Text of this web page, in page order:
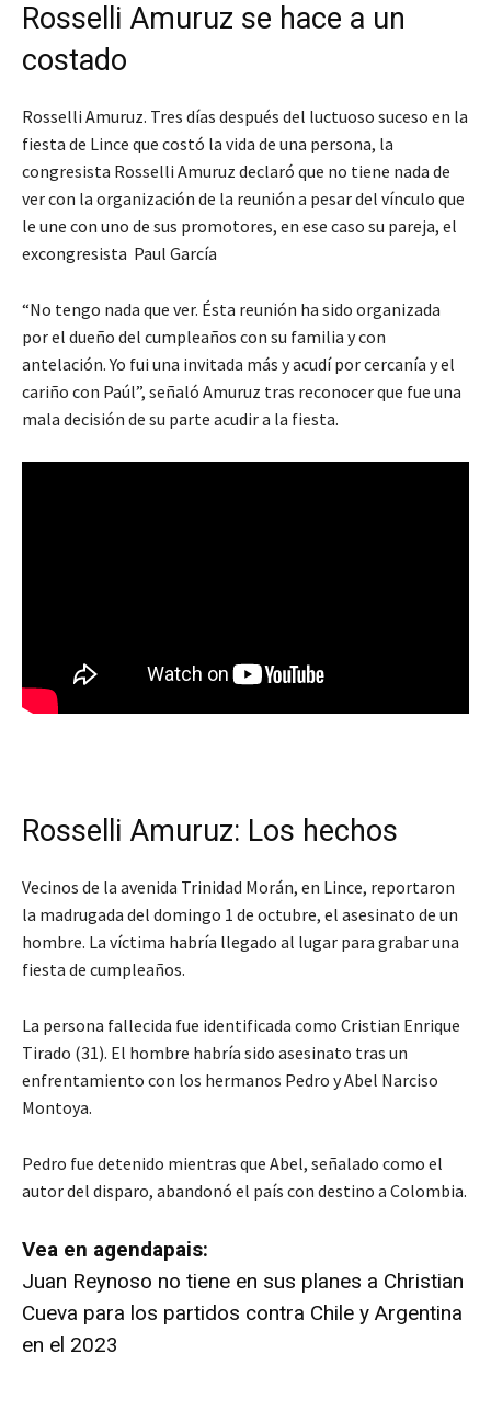
Rosselli Amuruz se hace a un
costado
Rosselli Amuruz. Tres días después del luctuoso suceso en la
fiesta de Lince que costó la vida de una persona, la
congresista Rosselli Amuruz declaró que no tiene nada de
ver con la organización de la reunión a pesar del vínculo que
le une con uno de sus promotores, en ese caso su pareja, el
excongresista Paul García
“No tengo nada que ver. Ésta reunión ha sido organizada
por el dueño del cumpleaños con su familia y con
antelación. Yo fui una invitada más y acudí por cercanía y el
cariño con Paúl”, señaló Amuruz tras reconocer que fue una
mala decisión de su parte acudir a la fiesta.
Rosselli Amuruz: Los hechos
Vecinos de la avenida Trinidad Morán, en Lince, reportaron
la madrugada del domingo 1 de octubre, el asesinato de un
hombre. La víctima habría llegado al lugar para grabar una
fiesta de cumpleaños.
La persona fallecida fue identificada como Cristian Enrique
Tirado (31). El hombre habría sido asesinato tras un
enfrentamiento con los hermanos Pedro y Abel Narciso
Montoya.
Pedro fue detenido mientras que Abel, señalado como el
autor del disparo, abandonó el país con destino a Colombia.
Vea en agendapais:
Juan Reynoso no tiene en sus planes a Christian
Cueva para los partidos contra Chile y Argentina
en el 2023